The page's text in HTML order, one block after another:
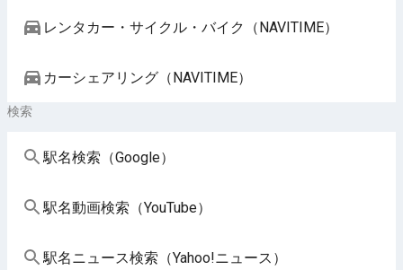
レンタカー・サイクル・バイク（NAVITIME）
カーシェアリング（NAVITIME）
検索
駅名検索（Google）
駅名動画検索（YouTube）
駅名ニュース検索（Yahoo!ニュース）